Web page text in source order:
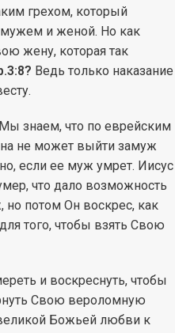
грехом, который
мужем и женой. Но как
жену, которая так
Ведь только наказание
знаем, что по еврейским
не может выйти замуж
если ее муж умрет. Иисус
что дало возможность
потом Он воскрес, как
того, чтобы взять Свою
и воскреснуть, чтобы
Свою вероломную
Божьей любви к